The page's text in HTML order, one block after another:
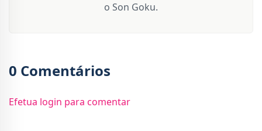
o Son Goku.
0 Comentários
Efetua login para comentar